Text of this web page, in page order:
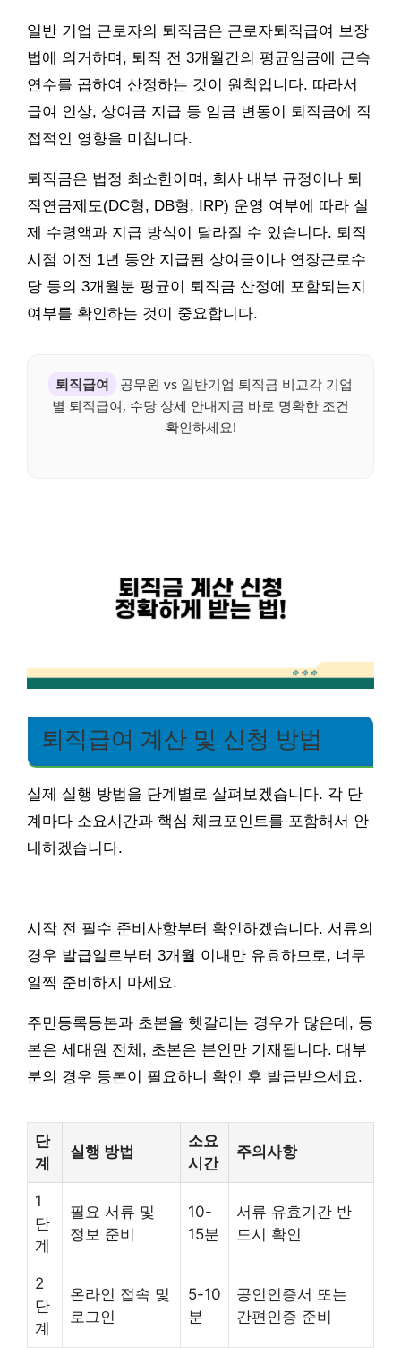
일반 기업 근로자의 퇴직금은 근로자퇴직급여 보장
법에 의거하며, 퇴직 전 3개월간의 평균임금에 근속
연수를 곱하여 산정하는 것이 원칙입니다. 따라서
급여 인상, 상여금 지급 등 임금 변동이 퇴직금에 직
접적인 영향을 미칩니다.
퇴직금은 법정 최소한이며, 회사 내부 규정이나 퇴
직연금제도(DC형, DB형, IRP) 운영 여부에 따라 실
제 수령액과 지급 방식이 달라질 수 있습니다. 퇴직
시점 이전 1년 동안 지급된 상여금이나 연장근로수
당 등의 3개월분 평균이 퇴직금 산정에 포함되는지
여부를 확인하는 것이 중요합니다.
퇴직급여
공무원 vs 일반기업 퇴직금 비교각 기업
별 퇴직급여, 수당 상세 안내지금 바로 명확한 조건
확인하세요!
퇴직급여 계산 및 신청 방법
실제 실행 방법을 단계별로 살펴보겠습니다. 각 단
계마다 소요시간과 핵심 체크포인트를 포함해서 안
내하겠습니다.
시작 전 필수 준비사항부터 확인하겠습니다. 서류의
경우 발급일로부터 3개월 이내만 유효하므로, 너무
일찍 준비하지 마세요.
주민등록등본과 초본을 헷갈리는 경우가 많은데, 등
본은 세대원 전체, 초본은 본인만 기재됩니다. 대부
분의 경우 등본이 필요하니 확인 후 발급받으세요.
단
계
실행 방법
소요
시간
주의사항
1
단
계
필요 서류 및
정보 준비
10-
15분
서류 유효기간 반
드시 확인
2
단
계
온라인 접속 및
로그인
5-10
분
공인인증서 또는
간편인증 준비